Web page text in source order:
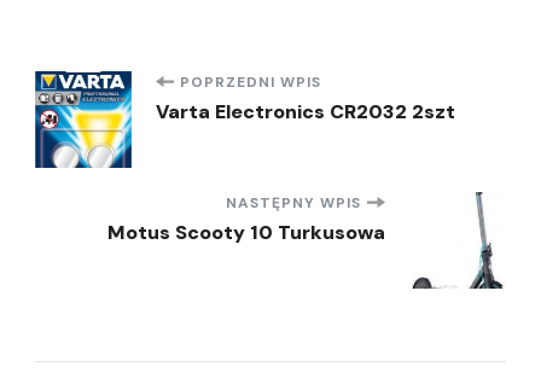
Nawigacja
wpisu
POPRZEDNI WPIS
Varta Electronics CR2032 2szt
NASTĘPNY WPIS
Motus Scooty 10 Turkusowa